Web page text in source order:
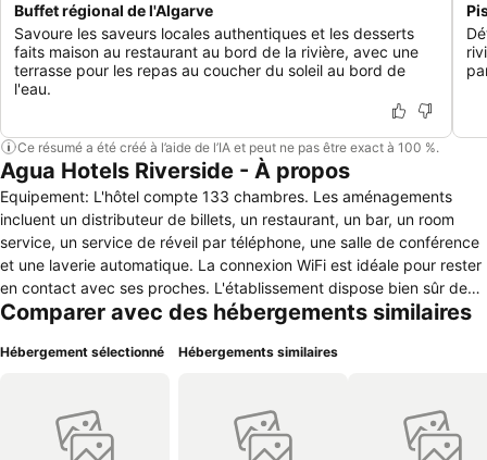
Buffet régional de l'Algarve
Savoure les saveurs locales authentiques et les desserts
faits maison au restaurant au bord de la rivière, avec une
terrasse pour les repas au coucher du soleil au bord de
l'eau.
Ce résumé a été créé à l’aide de l’IA et peut ne pas être exact à 100 %.
Agua Hotels Riverside - À propos
Equipement: L'hôtel compte 133 chambres. Les aménagements
incluent un distributeur de billets, un restaurant, un bar, un room
service, un service de réveil par téléphone, une salle de conférence
et une laverie automatique. La connexion WiFi est idéale pour rester
en contact avec ses proches. L'établissement dispose bien sûr de
nombreux aménagements adaptés aux personnes à mobilité
Chambres: Dans les chambres, on trouve un système de
confort qu'à la maison. Certaines chambres sont adaptées aux
fauteuils roulants. Les salles de bain incluent un sèche-cheveux. Les
Comparer avec des hébergements similaires
Hébergement sélectionné Hébergements similaires